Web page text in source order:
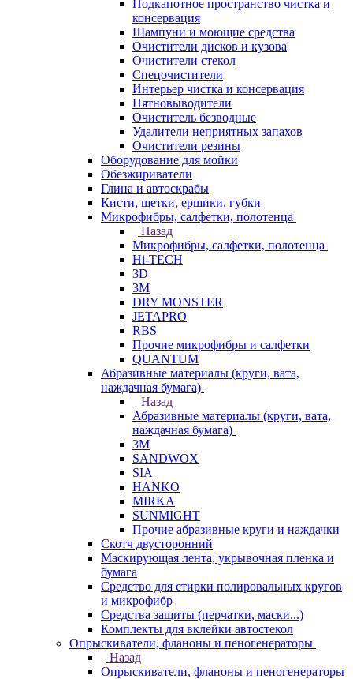
Подкапотное пространство чистка и
консервация
Шампуни и моющие средства
Очистители дисков и кузова
Очистители стекол
Спецочистители
Интерьер чистка и консервация
Пятновыводители
Очиститель безводные
Удалители неприятных запахов
Очистители резины
Оборудование для мойки
Обезжириватели
Глина и автоскрабы
Кисти, щетки, ершики, губки
Микрофибры, салфетки, полотенца
Назад
Микрофибры, салфетки, полотенца
Hi-TECH
3D
3М
DRY MONSTER
JETAPRO
RBS
Прочие микрофибры и салфетки
QUANTUM
Абразивные материалы (круги, вата,
наждачная бумага)
Назад
Абразивные материалы (круги, вата,
наждачная бумага)
3М
SANDWOX
SIA
HANKO
MIRKA
SUNMIGHT
Прочие абразивные круги и наждачки
Скотч двусторонний
Маскирующая лента, укрывочная пленка и
бумага
Средство для стирки полировальных кругов
и микрофибр
Средства защиты (перчатки, маски...)
Комплекты для вклейки автостекол
Опрыскиватели, фланоны и пеногенераторы
Назад
Опрыскиватели, фланоны и пеногенераторы